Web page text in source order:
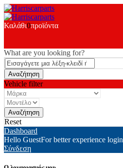
Καλάθι0προϊόντα
What are you looking for?
Vehicle filter
Reset
Dashboard
Hello GuestFor better experience login
Σύνδεση